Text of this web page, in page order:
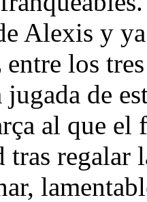
Alexis y
los
jugada de
al que el
tras regalar